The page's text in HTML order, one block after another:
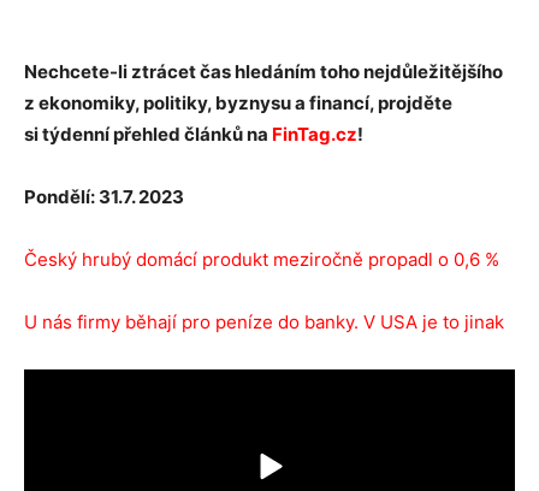
Nechcete-li ztrácet čas hledáním toho nejdůležitějšího
z ekonomiky, politiky, byznysu a financí, projděte
sitýdennípřehled článků na FinTag.cz!
Pondělí: 31.7. 2023
Český hrubý domácí produkt meziročně propadl o 0,6 %
U nás firmy běhají pro peníze do banky. V USA je to jinak